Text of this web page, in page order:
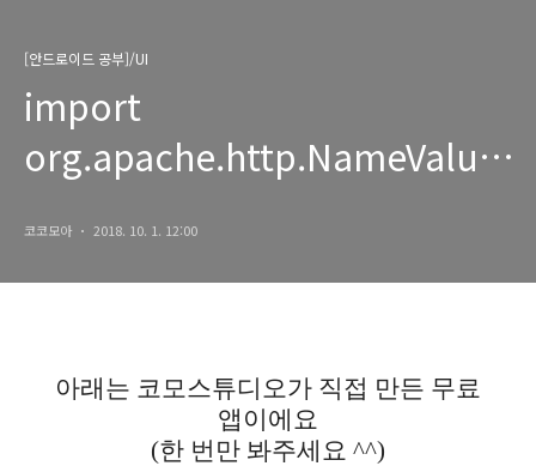
[안드로이드 공부]/UI
import
코코모아 2018. 10. 1. 12:00
아래는 코모스튜디오가 직접 만든 무료
앱이에요
(한 번만 봐주세요 ^^)